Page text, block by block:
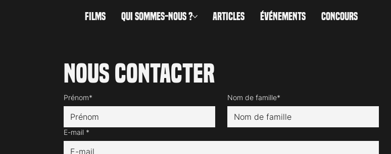
FILMS QUI SOMMES-NOUS ? ARTICLES ÉVÉNEMENTS CONCOURS
Nous contacter
Prénom* Nom de famille*
E-mail *